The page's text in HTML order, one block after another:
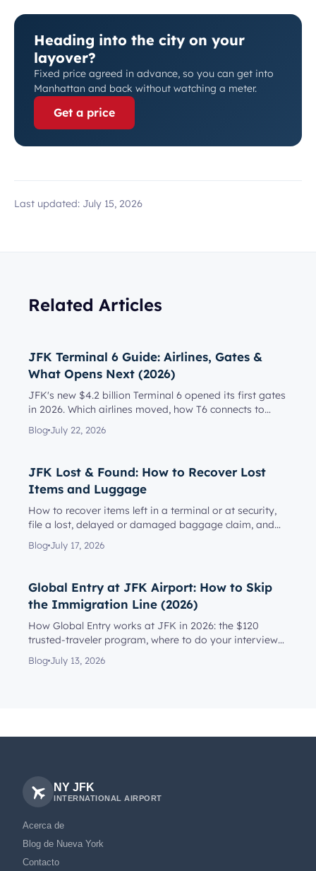
Heading into the city on your
layover?
Fixed price agreed in advance, so you can get into
Manhattan and back without watching a meter.
Get a price
Last updated: July 15, 2026
Related Articles
JFK Terminal 6 Guide: Airlines, Gates &
What Opens Next (2026)
JFK's new $4.2 billion Terminal 6 opened its first gates
in 2026. Which airlines moved, how T6 connects to
Terminal 5, l...
Blog July 22, 2026
JFK Lost & Found: How to Recover Lost
Items and Luggage
How to recover items left in a terminal or at security,
file a lost, delayed or damaged baggage claim, and
reach the rig...
Blog July 17, 2026
Global Entry at JFK Airport: How to Skip
the Immigration Line (2026)
How Global Entry works at JFK in 2026: the $120
trusted-traveler program, where to do your interview
(Terminal 4 or on a...
Blog July 13, 2026
NY JFK
INTERNATIONAL AIRPORT
Acerca de
Blog de Nueva York
Contacto